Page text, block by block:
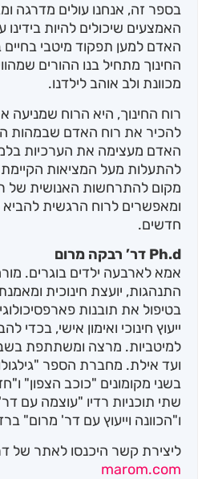
בספר זה, אנחנו עולים מדרגה
האמצעים שיכולים להיות
האדם למען תפקוד מיטבי בחיים
החינוך מתחיל בנו ההורים
מכוונת ולב אוהב לילדנו.
רוח החינוך, היא הרוח שמניעה
להכיר את רוח האדם שבמהות
האדם מעצימה את הערכיות
להתעלות מעל המציאות הקיימת
מקום להתרחשות האנושית של
ומאפשרים לרוח הרגשית
חדשים.
Ph.d דר’ רבקה מרום
אמא לארבעה ילדים בוגרים.
התנהגות, יועצת חינוכית
בטיפול את תובנות
ייעוץ חינוכי ואימון אישי, בכדי
למיטביות. מרצה ומשתתפת
ועד אילת. מחברת הספר
בשני מקומונים "כוכב הצפון"
שתי תוכניות רדיו "עוצמה עם
ו"הכוונה וייעוץ עם דר' מרום"
ליצירת קשר היכנסו לאתר של
marom.com